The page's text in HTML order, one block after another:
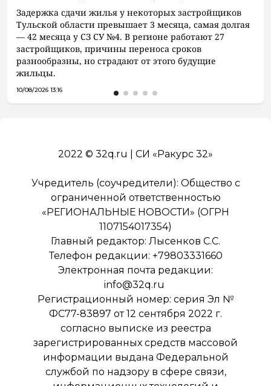
Задержка сдачи жилья у некоторых застройщиков
Тульской области превышает 3 месяца, самая долгая
— 42 месяца у СЗ СУ №4. В регионе работают 27
застройщиков, причины переноса сроков
разнообразны, но страдают от этого будущие
жильцы.
10/08/2026 13:16
2022 © 32q.ru | СИ «Ракурс 32»
Учредитель (соучредители): Общество с
ограниченной ответственностью
«РЕГИОНАЛЬНЫЕ НОВОСТИ» (ОГРН
1107154017354)
Главный редактор: Лысенков С.С.
Телефон редакции: +79803331660
Электронная почта редакции:
info@32q.ru
Регистрационный номер: серия Эл №
ФС77-83897 от 12 сентября 2022 г.
согласно выписке из реестра
зарегистрированных средств массовой
информации выдана Федеральной
службой по надзору в сфере связи,